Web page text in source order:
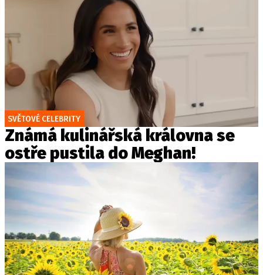
SVĚTOVÉ CELEBRITY
Známá kulinářská královna se
ostře pustila do Meghan!